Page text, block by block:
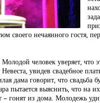
нечаянного гостя,
человек уверяет,
увидев свадебное
дама говорит, что
пытается выяснить, что
– гонят из дома. Молодежь